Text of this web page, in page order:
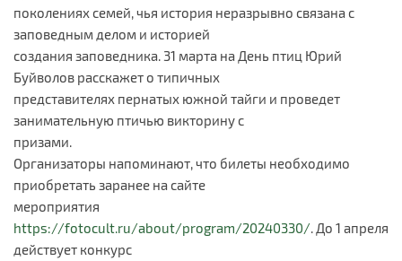
поколениях семей, чья история неразрывно связана с
заповедным делом и историей
создания заповедника. 31 марта на День птиц Юрий
Буйволов расскажет о типичных
представителях пернатых южной тайги и проведет
занимательную птичью викторину с
призами.
Организаторы напоминают, что билеты необходимо
приобретать заранее на сайте
мероприятия
https://fotocult.ru/about/program/20240330/. До 1 апреля
действует конкурс